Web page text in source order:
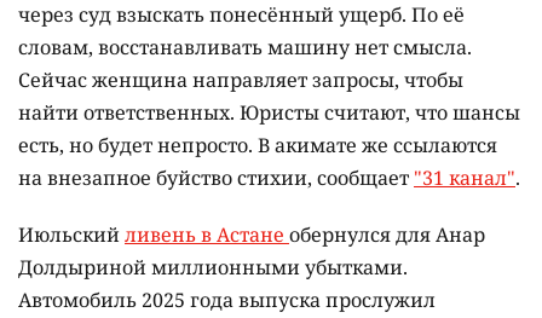
через суд взыскать понесённый ущерб. По её
словам, восстанавливать машину нет смысла.
Сейчас женщина направляет запросы, чтобы
найти ответственных. Юристы считают, что шансы
есть, но будет непросто. В акимате же ссылаются
на внезапное буйство стихии, сообщает "31 канал".
Июльскийливень в Астане обернулся для Анар
Долдыриной миллионными убытками.
Автомобиль 2025 года выпуска прослужил